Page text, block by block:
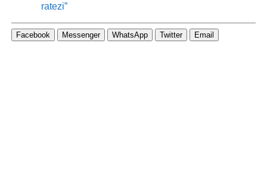
ratezi”
Facebook Messenger WhatsApp Twitter Email